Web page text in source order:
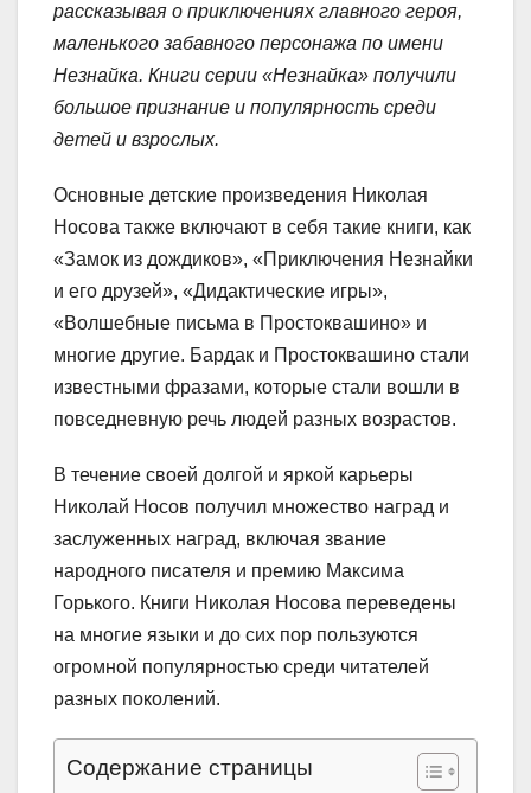
рассказывая о приключениях главного героя,
маленького забавного персонажа по имени
Незнайка. Книги серии «Незнайка» получили
большое признание и популярность среди
детей и взрослых.
Основные детские произведения Николая
Носова также включают в себя такие книги, как
«Замок из дождиков», «Приключения Незнайки
и его друзей», «Дидактические игры»,
«Волшебные письма в Простоквашино» и
многие другие. Бардак и Простоквашино стали
известными фразами, которые стали вошли в
повседневную речь людей разных возрастов.
В течение своей долгой и яркой карьеры
Николай Носов получил множество наград и
заслуженных наград, включая звание
народного писателя и премию Максима
Горького. Книги Николая Носова переведены
на многие языки и до сих пор пользуются
огромной популярностью среди читателей
разных поколений.
Содержание страницы